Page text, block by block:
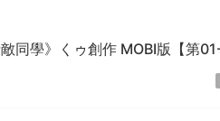
同學》くゥ創作 MOBI版【第